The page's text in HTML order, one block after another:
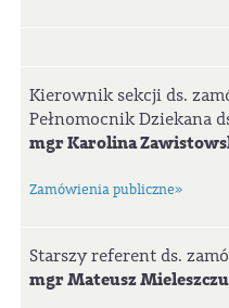
Kierownik sekcji ds.
Pełnomocnik Dziekana
mgr Karolina
Zamówienia publiczne»
Starszy referent ds.
mgr Mateusz